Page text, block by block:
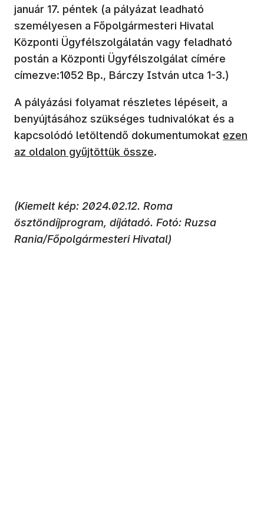
január 17. péntek (a pályázat leadható
személyesen a Főpolgármesteri Hivatal
Központi Ügyfélszolgálatán vagy feladható
postán a Központi Ügyfélszolgálat címére
címezve:1052 Bp., Bárczy István utca 1-3.)
A pályázási folyamat részletes lépéseit, a
benyújtásához szükséges tudnivalókat és a
kapcsolódó letöltendő dokumentumokat (új
ezen
az oldalon gyűjtöttük össze.
(Kiemelt kép: 2024.02.12. Roma
ösztöndíjprogram, díjátadó. Fotó: Ruzsa
Rania/Főpolgármesteri Hivatal)